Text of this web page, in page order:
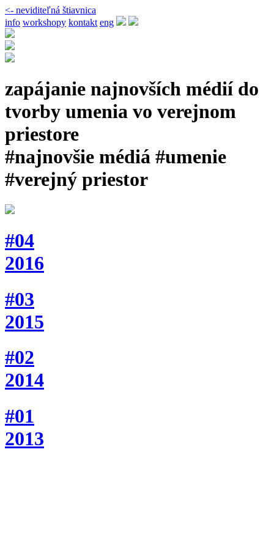
<- neviditeľná štiavnica
info workshopy kontakt eng
zapájanie najnovších médií do
tvorby umenia vo verejnom
priestore
#najnovšie médiá #umenie
#verejný priestor
#04
2016
#03
2015
#02
2014
#01
2013